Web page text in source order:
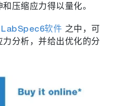
压缩应力得以量化。
LabSpec6软件 之中，可
分析，并给出优化的分